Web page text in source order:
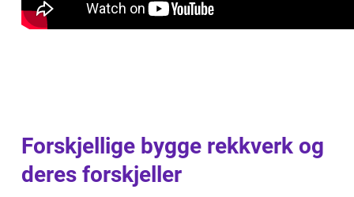
Forskjellige bygge rekkverk og
deres forskjeller